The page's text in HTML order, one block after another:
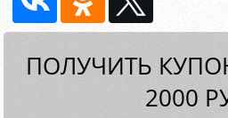
ПОЛУЧИТЬ
2000